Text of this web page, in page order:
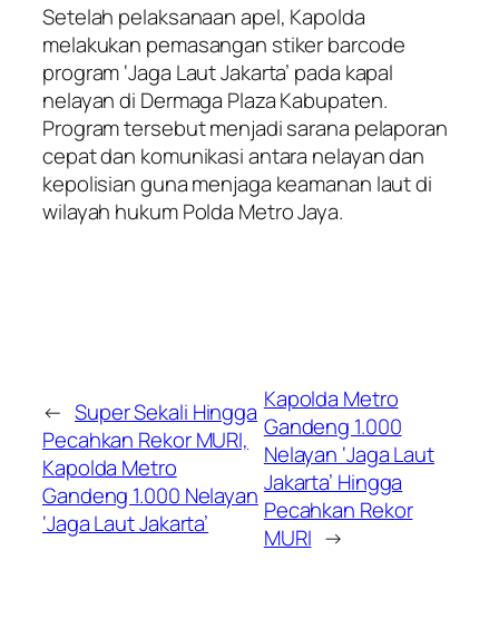
Setelah pelaksanaan apel, Kapolda
melakukan pemasangan stiker barcode
program ‘Jaga Laut Jakarta’ pada kapal
nelayan di Dermaga Plaza Kabupaten.
Program tersebut menjadi sarana pelaporan
cepat dan komunikasi antara nelayan dan
kepolisian guna menjaga keamanan laut di
wilayah hukum Polda Metro Jaya.
← Super Sekali Hingga
Pecahkan Rekor MURI,
Kapolda Metro
Gandeng 1.000 Nelayan
‘Jaga Laut Jakarta’
Kapolda Metro
Gandeng 1.000
Nelayan ‘Jaga Laut
Jakarta’ Hingga
Pecahkan Rekor
MURI →